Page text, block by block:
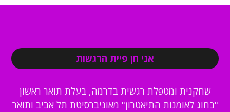
אני חן פיית הרגשות
שחקנית ומטפלת רגשית בדרמה, בעלת תואר ראשון
"בחוג לאומנות התיאטרון" מאוניברסיטת תל אביב ותואר